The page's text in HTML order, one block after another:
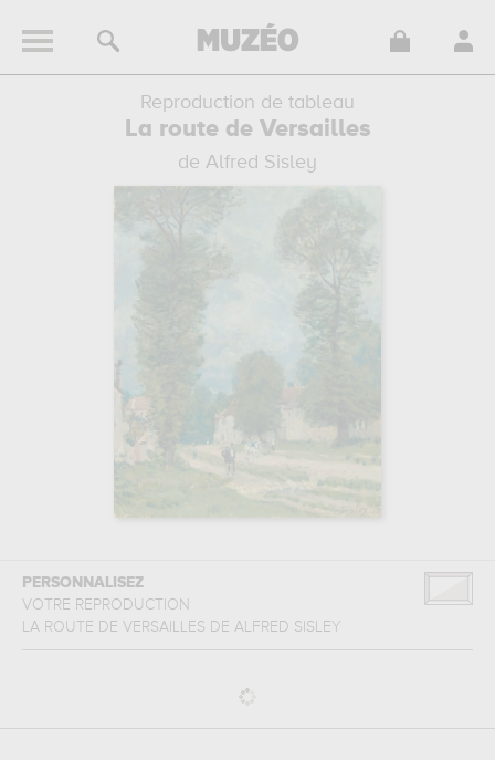
Reproduction de tableau
La route de Versailles
de Alfred Sisley
PERSONNALISEZ
VOTRE REPRODUCTION
LA ROUTE DE VERSAILLES DE ALFRED SISLEY